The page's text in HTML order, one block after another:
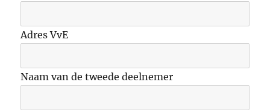
Adres VvE
Naam van de tweede deelnemer